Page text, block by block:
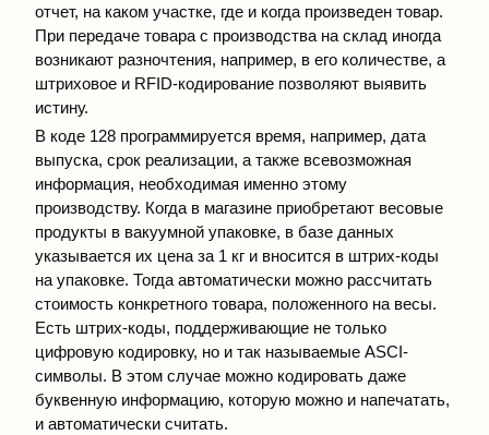
отчет, на каком участке, где и когда произведен товар.
При передаче товара с производства на склад иногда
возникают разночтения, например, в его количестве, а
штриховое и RFID-кодирование позволяют выявить
истину.
В коде 128 программируется время, например, дата
выпуска, срок реализации, а также всевозможная
информация, необходимая именно этому
производству. Когда в магазине приобретают весовые
продукты в вакуумной упаковке, в базе данных
указывается их цена за 1 кг и вносится в штрих-коды
на упаковке. Тогда автоматически можно рассчитать
стоимость конкретного товара, положенного на весы.
Есть штрих-коды, поддерживающие не только
цифровую кодировку, но и так называемые ASCI-
символы. В этом случае можно кодировать даже
буквенную информацию, которую можно и напечатать,
и автоматически считать.